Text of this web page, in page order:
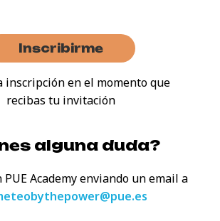
Inscribirme
inscripción en el momento que
recibas tu invitación
alguna duda?
PUE Academy enviando un email a